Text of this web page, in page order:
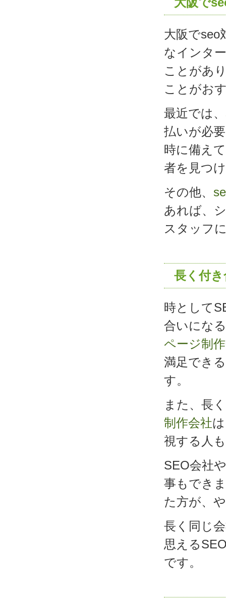
大阪でseo
なインタ
ことがあ
ことがお
最近では、
払いが必
時に備え
者を見つ
その他、
あれば、
スタッフ
長く付
時として
合いにな
ページ制作
満足でき
す。
また、長
制作会社
視する人
SEO会社や
事もでき
た方が、
長く同じ
思える
です。